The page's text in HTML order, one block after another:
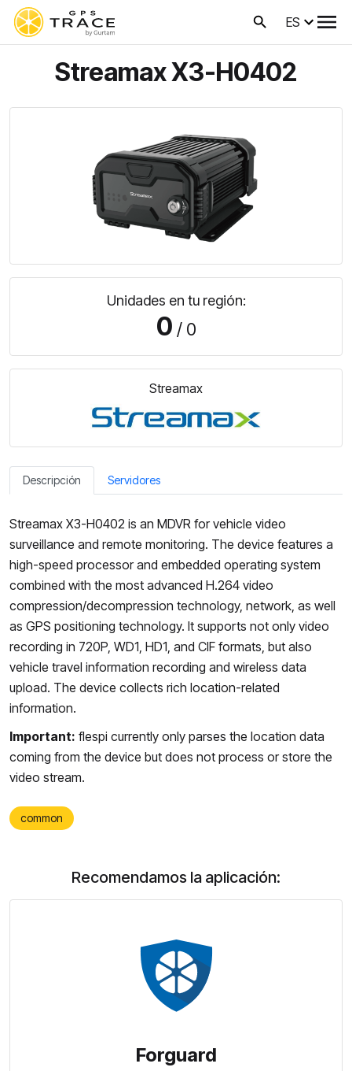
ES
Streamax X3-H0402
Unidades en tu región:
0 / 0
Streamax
Descripción Servidores
Streamax X3-H0402 is an MDVR for vehicle video
surveillance and remote monitoring. The device features a
high-speed processor and embedded operating system
combined with the most advanced H.264 video
compression/decompression technology, network, as well
as GPS positioning technology. It supports not only video
recording in 720P, WD1, HD1, and CIF formats, but also
vehicle travel information recording and wireless data
upload. The device collects rich location-related
information.
Important: flespi currently only parses the location data
coming from the device but does not process or store the
video stream.
common
Recomendamos la aplicación:
Forguard